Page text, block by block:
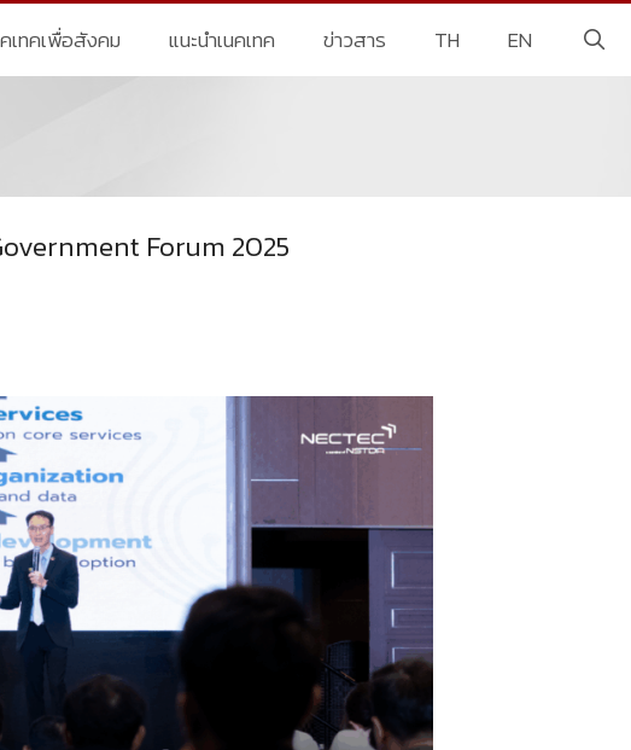
เทคเพื่อสังคม แนะนำเนคเทค ข่าวสาร TH EN
Forum 2025